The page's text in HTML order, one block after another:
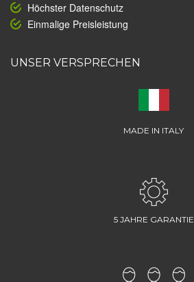
Höchster Datenschutz
Einmalige Preisleistung
UNSER VERSPRECHEN
MADE IN ITALY
5 JAHRE GARANTIE